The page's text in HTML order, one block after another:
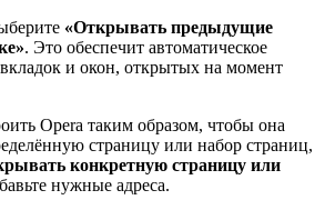
«Открывать предыдущие
. Это обеспечит автоматическое
и окон, открытых на момент
Opera таким образом, чтобы она
страницу или набор страниц,
конкретную страницу или
нужные адреса.